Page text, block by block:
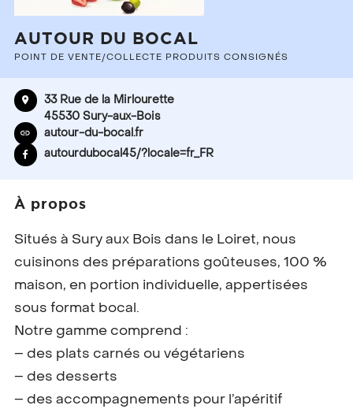
AUTOUR DU BOCAL
POINT DE VENTE/COLLECTE PRODUITS CONSIGNÉS
33 Rue de la Mirlourette
45530 Sury-aux-Bois
autour-du-bocal.fr
autourdubocal45/?locale=fr_FR
À propos
Situés à Sury aux Bois dans le Loiret, nous
cuisinons des préparations goûteuses, 100 %
maison, en portion individuelle, appertisées
sous format bocal.
Notre gamme comprend :
– des plats carnés ou végétariens
– des desserts
– des accompagnements pour l’apéritif